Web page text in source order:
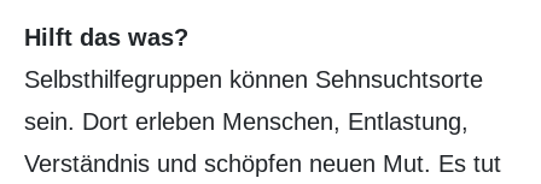
Hilft das was?
Selbsthilfegruppen können Sehnsuchtsorte
sein. Dort erleben Menschen, Entlastung,
Verständnis und schöpfen neuen Mut. Es tut